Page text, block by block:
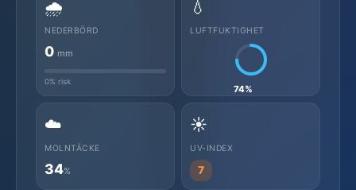
🌧️
NEDERBÖRD
0 mm
0% risk
💧
LUFTFUKTIGHET
74%
☁️
MOLNTÄCKE
34%
☀️
UV-INDEX
7